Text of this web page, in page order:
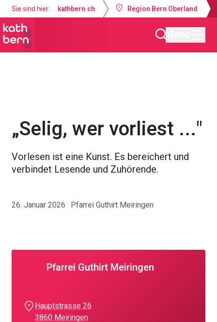
Sie sind hier: kathbern.ch Region Bern Oberland
„Selig, wer vorliest ..."
Vorlesen ist eine Kunst. Es bereichert und
verbindet Lesende und Zuhörende.
26. Januar 2026 · Pfarrei Guthirt Meiringen
Pfarrei Guthirt Meiringen
Hauptstrasse 26
3860 Meiringen